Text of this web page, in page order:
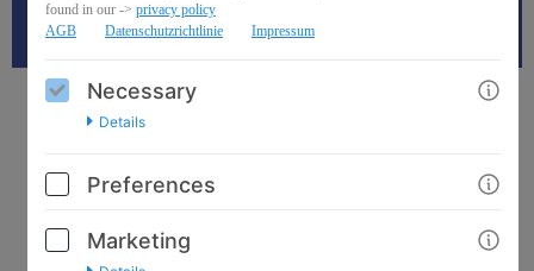
Antworten FAQs
Häufig gestellte Fragen und Antworten
Warum sind bei den E-Learning Lernkontrollen eingebaut?
Einige Arbeitgeber befürchten, dass ihre Mitarbeitenden die E-
Learning Tage nur schnell absolvieren, um ihr Zertifikat zu erhalten
und nicht jedes Kapitel bearbeiten werden. Aus diesem Grund
found in our -> privacy policy
AGB
Datenschutzrichtlinie Impressum
Necessary
Details
Preferences
Marketing